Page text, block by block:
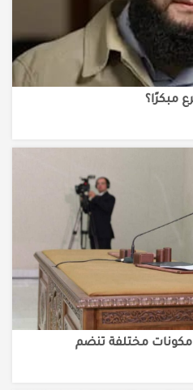
مختلفة تنضم